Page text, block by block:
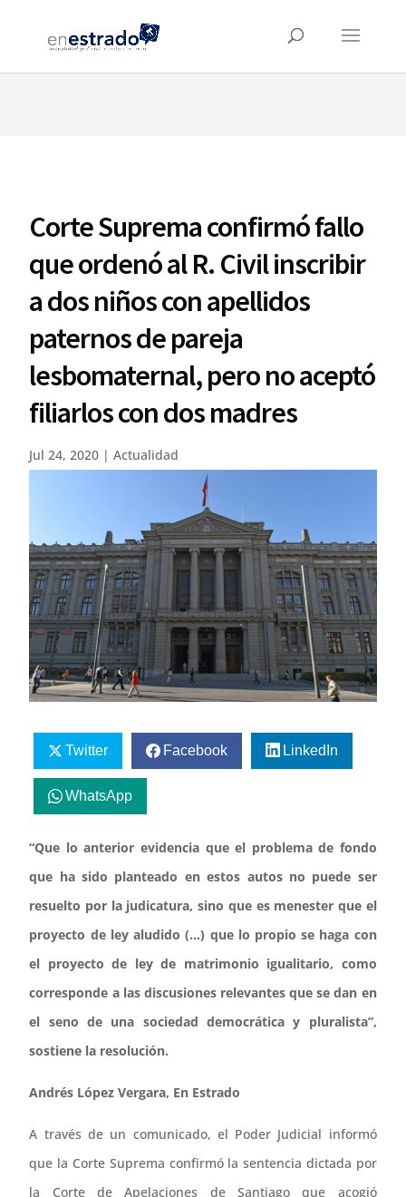
⚠️ Hosting plan for this site has expired.
avoid service disruption.
Corte Suprema confirmó fallo
que ordenó al R. Civil inscribir
a dos niños con apellidos
paternos de pareja
lesbomaternal, pero no aceptó
filiarlos con dos madres
Jul 24, 2020 |Actualidad
Twitter Facebook LinkedIn
WhatsApp
“Que lo anterior evidencia que el problema de fondo
que ha sido planteado en estos autos no puede ser
resuelto por la judicatura, sino que es menester que el
proyecto de ley aludido (…) que lo propio se haga con
el proyecto de ley de matrimonio igualitario, como
corresponde a las discusiones relevantes que se dan en
el seno de una sociedad democrática y pluralista”,
sostiene la resolución.
Andrés López Vergara, En Estrado
A través de un comunicado, el Poder Judicial informó
que la Corte Suprema confirmó la sentencia dictada por
la Corte de Apelaciones de Santiago que acogió